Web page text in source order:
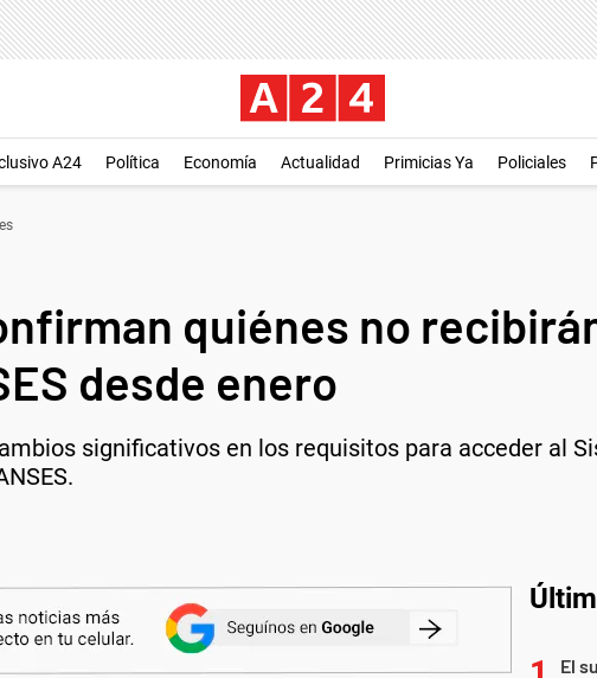
A24 Política Economía Actualidad Primicias Ya Policiales
quiénes no
desde enero
significativos en los requisitos para acceder al
El